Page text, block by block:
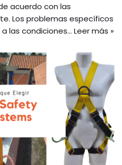
acuerdo con las
Los problemas específicos
las condiciones… Leer más »